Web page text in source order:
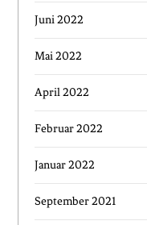
Juni 2022
Mai 2022
April 2022
Februar 2022
Januar 2022
September 2021